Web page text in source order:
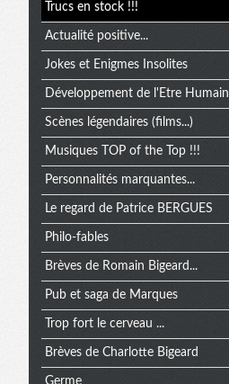
Trucs en stock !!!
Actualité positive...
Jokes et Enigmes Insolites
Développement de l'Etre Humain
Scènes légendaires (films...)
Musiques TOP of the Top !!!
Personnalités marquantes...
Le regard de Patrice BERGUES
Philo-fables
Brèves de Romain Bigeard...
Pub et saga de Marques
Trop fort le cerveau ...
Brèves de Charlotte Bigeard